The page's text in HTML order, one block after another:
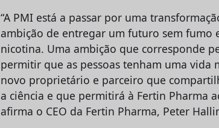
“A PMI está a passar por uma
ambição de entregar um futuro sem
nicotina. Uma ambição que corresponde
permitir que as pessoas tenham uma vida
novo proprietário e parceiro que
a ciência e que permitirá à Fertin Pharma
afirma o CEO da Fertin Pharma, Peter